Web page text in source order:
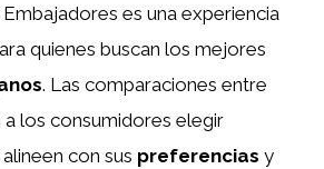
es una experiencia
quienes buscan los mejores
. Las comparaciones entre
los consumidores elegir
con sus preferencias y